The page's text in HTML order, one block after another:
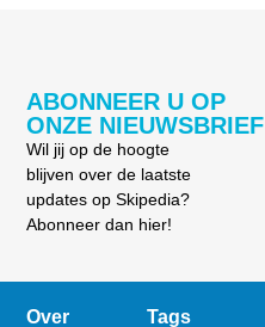
ABONNEER U OP
ONZE NIEUWSBRIEF
Wil jij op de hoogte
blijven over de laatste
updates op Skipedia?
Abonneer dan hier!
Over Tags